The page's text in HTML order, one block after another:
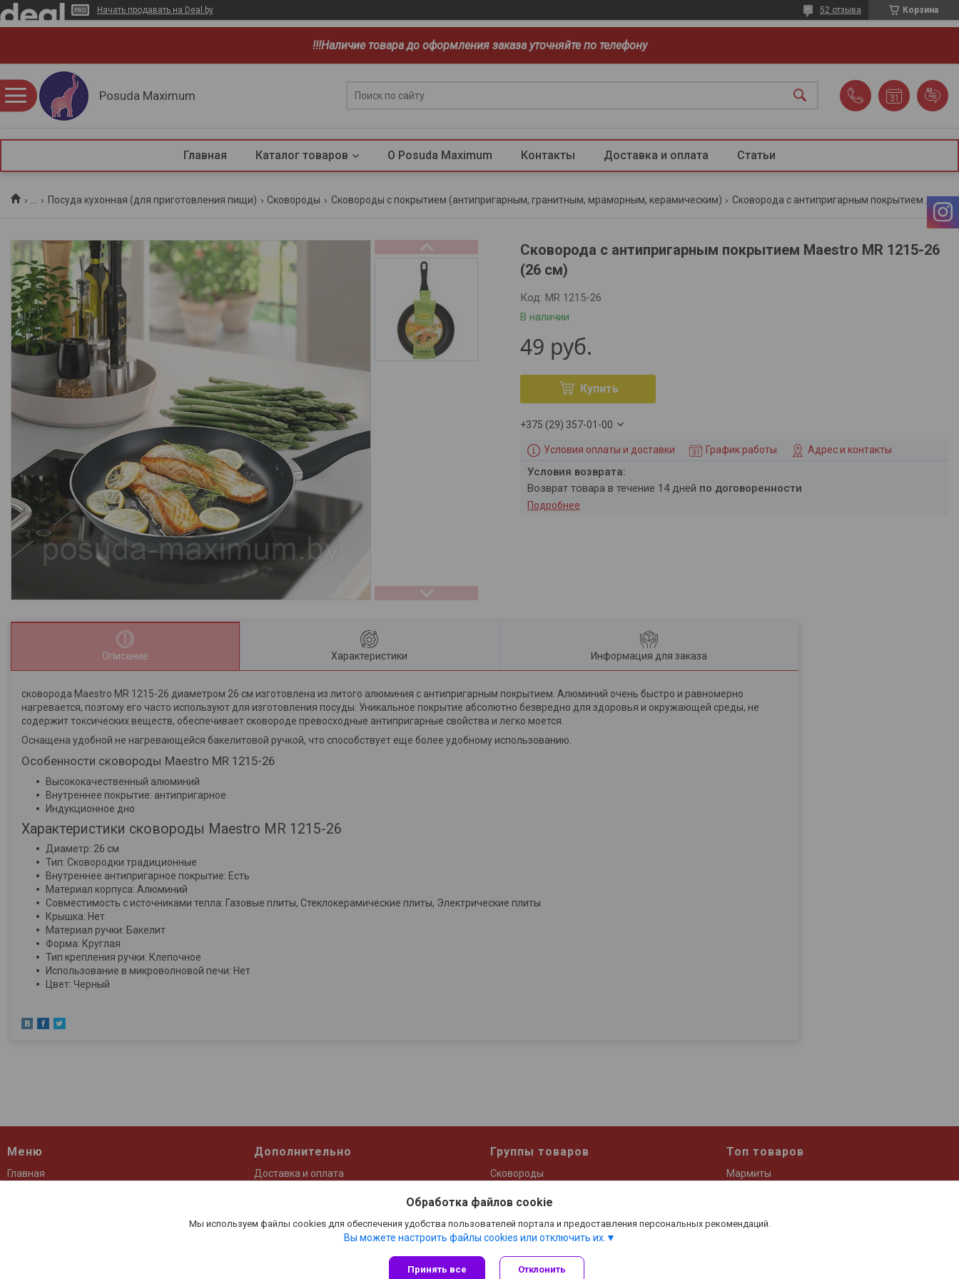
Начать продавать на Deal.by Корзина
52 отзыва
!!!Наличие товара до оформления заказа уточняйте по телефону
Posuda Maximum
Главная Каталог товаров О Posuda Maximum Контакты Доставка и оплата Статьи
Посуда кухонная (для приготовления пищи) Сковороды Сковороды с покрытием (антипригарным, гранитным, мраморным, керамическим) Сковорода с антипригарным покрытием maestro mr 1215-26 (26 см)
Сковорода с антипригарным покрытием Maestro MR 1215-26
(26 см)
В наличии
Код: MR 1215-26
49 руб.
Купить
+375 (29) 357-01-00
Условия оплаты и доставки График работы Адрес и контакты
возврат товара в течение 14 дней по договоренности
Подробнее
Описание Характеристики Информация для заказа
сковорода Maestro MR 1215-26 диаметром 26 см изготовлена из литого алюминия с антипригарным покрытием. Алюминий очень быстро и равномерно
нагревается, поэтому его часто используют для изготовления посуды. Уникальное покрытие абсолютно безвредно для здоровья и окружающей среды, не
содержит токсических веществ, обеспечивает сковороде превосходные антипригарные свойства и легко моется.
Оснащена удобной не нагревающейся бакелитовой ручкой, что способствует еще более удобному использованию.
Особенности cковороды Maestro MR 1215-26
Высококачественный алюминий
Внутреннее покрытие: антипригарное
Индукционное дно
Характеристики cковороды Maestro MR 1215-26
Диаметр: 26 см
Тип: Сковородки традиционные
Внутреннее антипригарное покрытие: Есть
Материал корпуса: Алюминий
Совместимость с источниками тепла: Газовые плиты, Стеклокерамические плиты, Электрические плиты
Крышка: Нет
Материал ручки: Бакелит
Форма: Круглая
Тип крепления ручки: Клепочное
Использование в микроволновой печи: Нет
Цвет: Черный
Меню
Главная
Дополнительно
Доставка и оплата
Группы товаров
Сковороды
Посуда для приготовления чая и кофе
Топ товаров
Мармиты
Сайт создан на платформе Deal.by
Обработка файлов cookie
Мы используем файлы cookies для обеспечения удобства пользователей портала и предоставления персональных рекомендаций.
Вы можете настроить файлы cookies или отключить их.
Принять все Отклонить